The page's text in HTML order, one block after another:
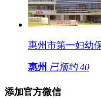
惠州市第一妇幼
惠州 已预约 40
添加官方微信